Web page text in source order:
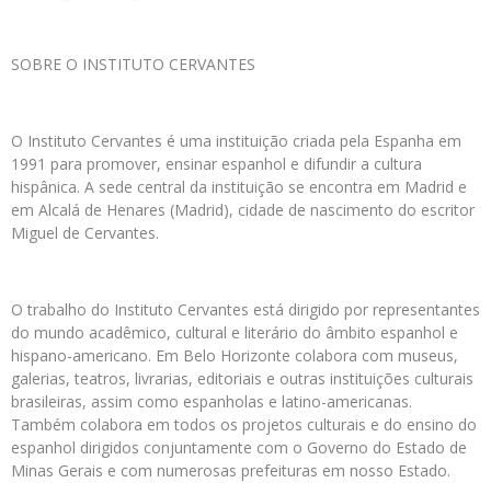
SOBRE O INSTITUTO CERVANTES
O Instituto Cervantes é uma instituição criada pela Espanha em
1991 para promover, ensinar espanhol e difundir a cultura
hispânica. A sede central da instituição se encontra em Madrid e
em Alcalá de Henares (Madrid), cidade de nascimento do escritor
Miguel de Cervantes.
O trabalho do Instituto Cervantes está dirigido por representantes
do mundo acadêmico, cultural e literário do âmbito espanhol e
hispano-americano. Em Belo Horizonte colabora com museus,
galerias, teatros, livrarias, editoriais e outras instituições culturais
brasileiras, assim como espanholas e latino-americanas.
Também colabora em todos os projetos culturais e do ensino do
espanhol dirigidos conjuntamente com o Governo do Estado de
Minas Gerais e com numerosas prefeituras em nosso Estado.